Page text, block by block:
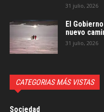
31 julio, 2026
El
nuevo
31 julio, 2026
CATEGORIAS MÁS VISTAS
Sociedad